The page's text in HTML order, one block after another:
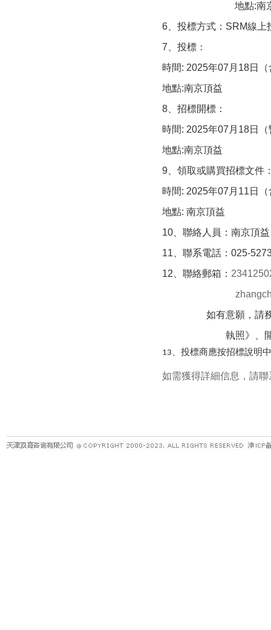
地點:南
6 、投標方式： SRM線上
7 、投標：
時間: 2025年07 月 18日
地點:南京頂益
8 、招標開標：
時間: 2025年07 月 18日
地點:南京頂益
9 、領取或購買招標文件
時間: 2025年07 月 11 日
地點: 南京頂益
10 、聯絡人員：南京頂益
11 、聯系電話： 025-
12 、聯絡郵箱：
如有意願，請
執照》、
13 、投標商應按招標說明
如需獲得詳細信息，請聯